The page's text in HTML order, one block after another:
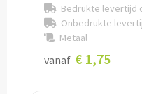
Pepermunt bedrukken
Snoeppotten bedrukken
Bedrukte levertijd
Onbedrukte
Metaal
vanaf € 1,75